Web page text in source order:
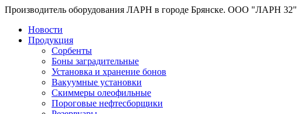
Производитель оборудования ЛАРН в городе Брянске. ООО "ЛАРН 32"
Новости
Продукция
Сорбенты
Боны заградительные
Установка и хранение бонов
Вакуумные установки
Скиммеры олеофильные
Пороговые нефтесборщики